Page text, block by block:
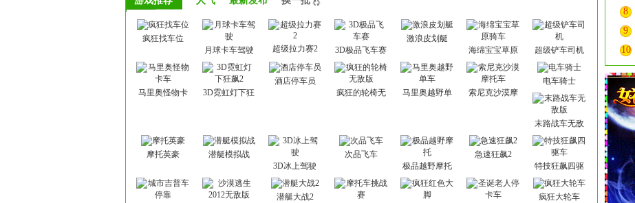
疯狂找车位
月球卡车驾驶
超级拉力赛2 3D极品飞车赛
激浪皮划艇
海绵宝宝草原
超级铲车司机
马里奥怪物卡
3D霓虹灯下狂
酒店停车员
疯狂的轮椅无
马里奥越野单
索尼克沙漠摩
电车骑士
末路战车无敌
摩托英豪
潜艇模拟战
3D冰上驾驶
次品飞车
极品越野摩托
急速狂飙2
特技狂飙四驱
潜艇大战2
疯狂大轮车
8
9
10